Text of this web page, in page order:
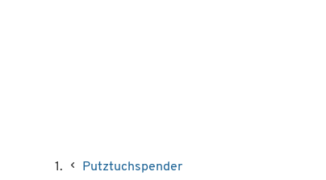
Putztuchspender